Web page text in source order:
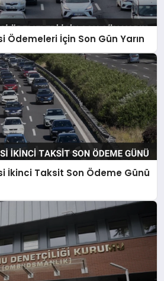
Ödemeleri İçin Son Gün Yarın
İkinci Taksit Son Ödeme Günü